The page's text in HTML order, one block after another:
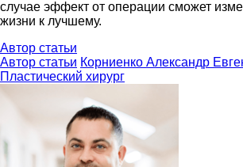
случае эффект от операции сможет
жизни к лучшему.
Автор статьи
Автор статьи Корниенко Александр
Пластический хирург